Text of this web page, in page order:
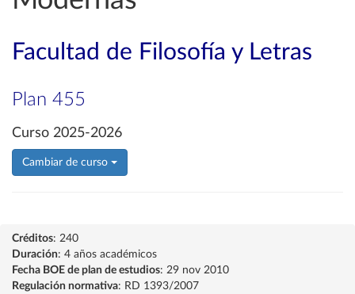
Facultad de Filosofía y Letras
Plan 455
Curso 2025-2026
Cambiar de curso
Créditos: 240
Duración: 4 años académicos
Fecha BOE de plan de estudios: 29 nov 2010
Regulación normativa: RD 1393/2007